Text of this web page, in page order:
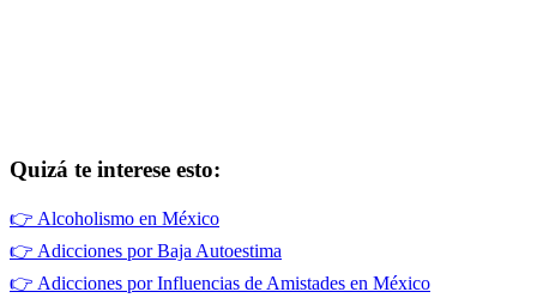
Quizá te interese esto:
👉 Alcoholismo en México
👉 Adicciones por Baja Autoestima
👉 Adicciones por Influencias de Amistades en México